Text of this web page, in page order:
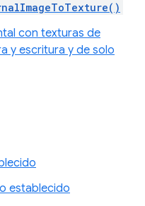
con texturas de
y escritura y de solo
establecido